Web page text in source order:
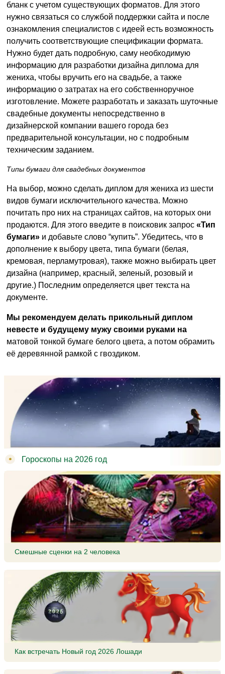
бланк с учетом существующих форматов. Для этого
нужно связаться со службой поддержки сайта и после
ознакомления специалистов с идеей есть возможность
получить соответствующие спецификации формата.
Нужно будет дать подробную, саму необходимую
информацию для разработки дизайна диплома для
жениха, чтобы вручить его на свадьбе, а также
информацию о затратах на его собственноручное
изготовление. Можете разработать и заказать шуточные
свадебные документы непосредственно в
дизайнерской компании вашего города без
предварительной консультации, но с подробным
техническим заданием.
Типы бумаги для свадебных документов
На выбор, можно сделать диплом для жениха из шести
видов бумаги исключительного качества. Можно
почитать про них на страницах сайтов, на которых они
продаются. Для этого введите в поисковик запрос «Тип
бумаги» и добавьте слово “купить”. Убедитесь, что в
дополнение к выбору цвета, типа бумаги (белая,
кремовая, перламутровая), также можно выбирать цвет
дизайна (например, красный, зеленый, розовый и
другие.) Последним определяется цвет текста на
документе.
Мы рекомендуем делать прикольный диплом
невесте и будущему мужу своими руками на
матовой тонкой бумаге белого цвета, а потом обрамить
её деревянной рамкой с гвоздиком.
Гороскопы на 2026 год
Смешные сценки на 2 человека
Как встречать Новый год 2026 Лошади